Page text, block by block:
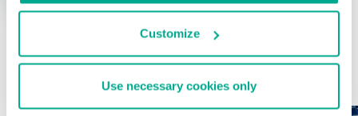
Customize
Use necessary cookies only
ÚLTIMAS PUBLICACIONES